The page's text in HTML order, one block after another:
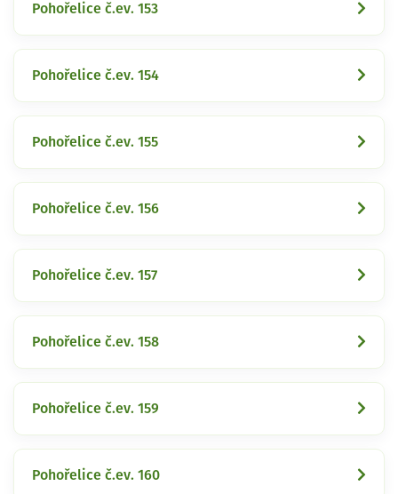
Pohořelice č.ev. 153
Pohořelice č.ev. 154
Pohořelice č.ev. 155
Pohořelice č.ev. 156
Pohořelice č.ev. 157
Pohořelice č.ev. 158
Pohořelice č.ev. 159
Pohořelice č.ev. 160